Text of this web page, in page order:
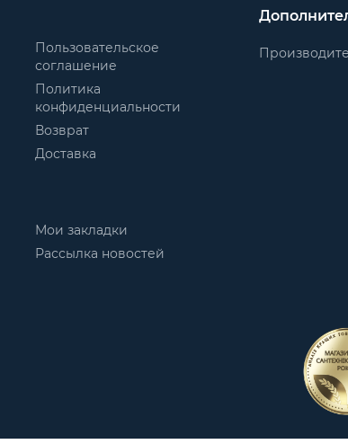
Пользовательское
соглашение
Политика
конфиденциальности
Возврат
Доставка
Мои закладки
Рассылка новостей